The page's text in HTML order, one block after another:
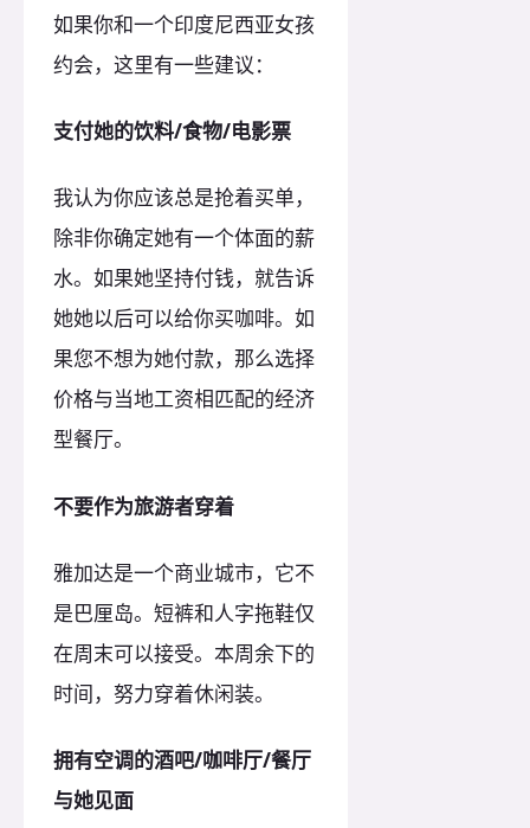
如果你和一个印度尼西亚女孩
约会，这里有一些建议：
支付她的饮料/食物/电影票
我认为你应该总是抢着买单，
除非你确定她有一个体面的薪
水。如果她坚持付钱，就告诉
她她以后可以给你买咖啡。如
果您不想为她付款，那么选择
价格与当地工资相匹配的经济
型餐厅。
不要作为旅游者穿着
雅加达是一个商业城市，它不
是巴厘岛。短裤和人字拖鞋仅
在周末可以接受。本周余下的
时间，努力穿着休闲装。
拥有空调的酒吧/咖啡厅/餐厅
与她见面